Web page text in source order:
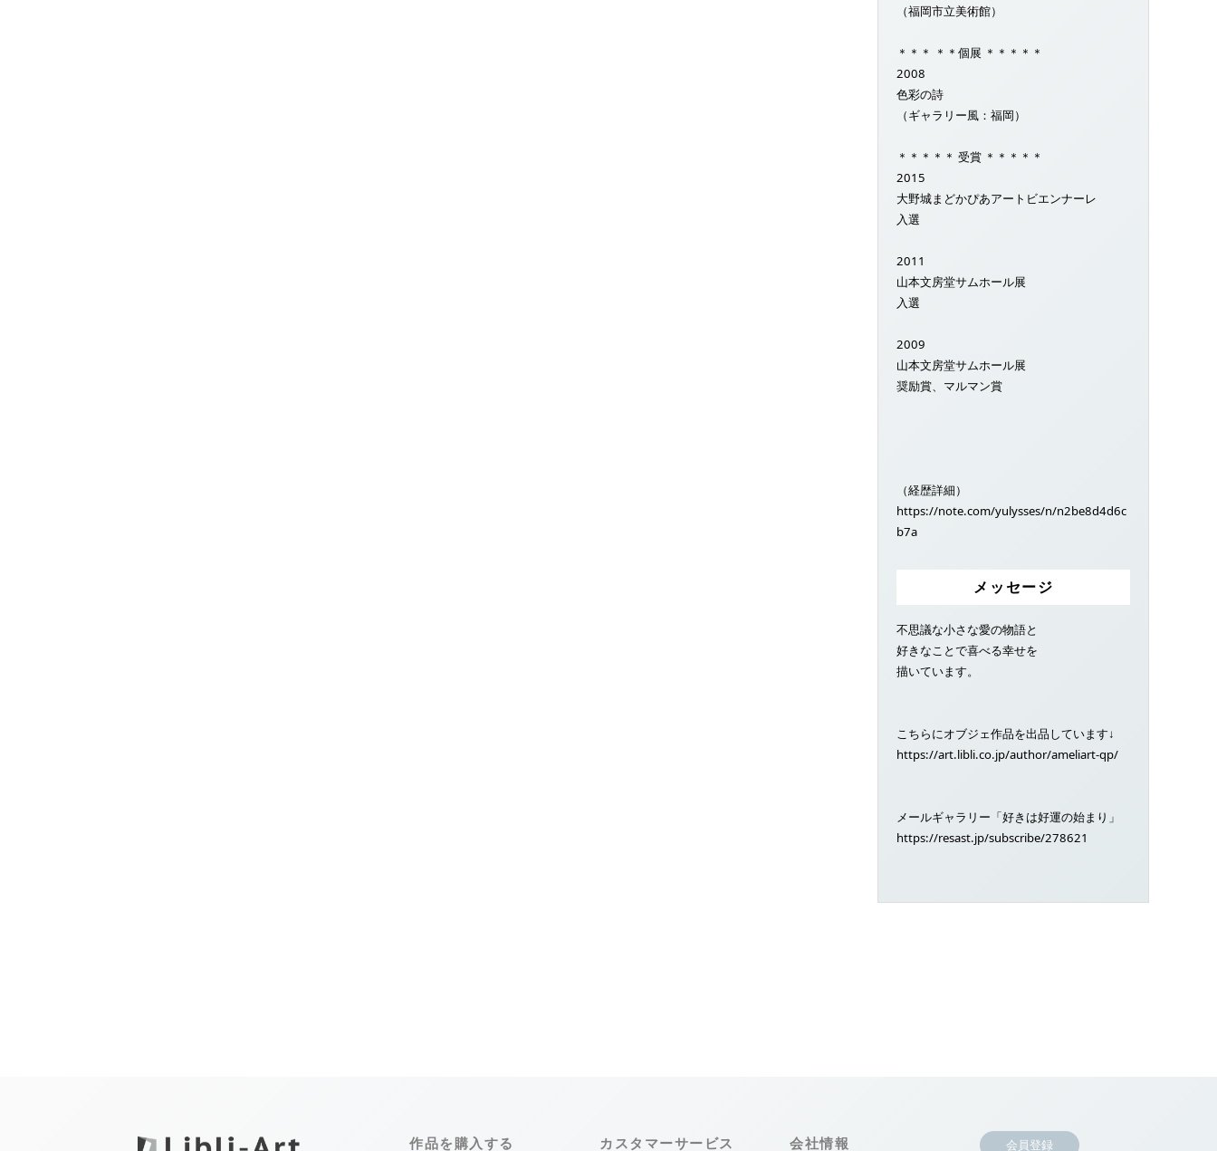
（福岡市立美術館）
＊＊＊ ＊＊個展 ＊＊＊＊＊
2008
色彩の詩
（ギャラリー風：福岡）
＊＊＊＊＊ 受賞 ＊＊＊＊＊
2015
大野城まどかぴあアートビエンナーレ
入選
2011
山本文房堂サムホール展
入選
2009
山本文房堂サムホール展
奨励賞、マルマン賞
（経歴詳細）
https://note.com/yulysses/n/n2be8d4d6c
b7a
メッセージ
不思議な小さな愛の物語と
好きなことで喜べる幸せを
描いています。
こちらにオブジェ作品を出品しています↓
https://art.libli.co.jp/author/ameliart-qp/
メールギャラリー「好きは好運の始まり」
https://resast.jp/subscribe/278621
作品を購入する カスタマーサービス 会社情報 会員登録